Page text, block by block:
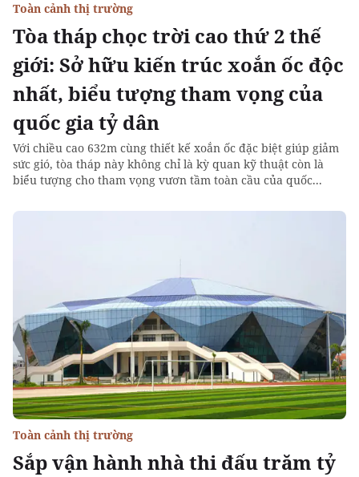
Tòa tháp chọc trời cao thứ 2 thế
giới: Sở hữu kiến trúc xoắn ốc độc
nhất, biểu tượng tham vọng của
quốc gia tỷ dân
Toàn cảnh thị trường
Với chiều cao 632m cùng thiết kế xoắn ốc đặc biệt giúp giảm
sức gió, tòa tháp này không chỉ là kỳ quan kỹ thuật còn là
biểu tượng cho tham vọng vươn tầm toàn cầu của quốc...
Sắp vận hành nhà thi đấu trăm tỷ
Toàn cảnh thị trường